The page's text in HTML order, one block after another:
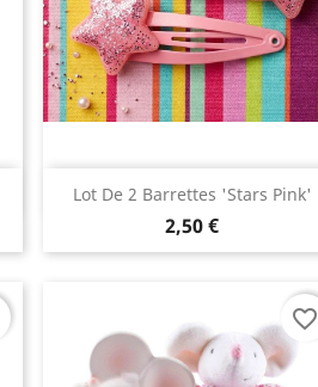
Lot De 2 Barrettes 'Stars Pink'
2,50 €
 Aperçu rapide
favorite_border